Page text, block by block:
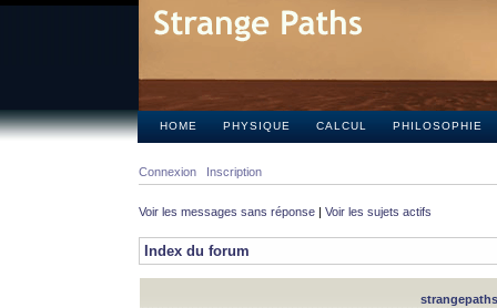
HOME PHYSIQUE CALCUL PHILOSOPHIE
Connexion Inscription
Voir les messages sans réponse | Voir les sujets actifs
Index du forum